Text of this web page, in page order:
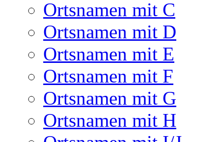
Ortsnamen mit C
Ortsnamen mit D
Ortsnamen mit E
Ortsnamen mit F
Ortsnamen mit G
Ortsnamen mit H